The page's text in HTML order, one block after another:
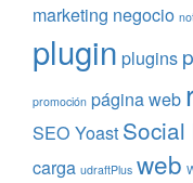
marketing negocio
plugin plugins
promoción página web
SEO Yoast Social
carga udraftPlus web